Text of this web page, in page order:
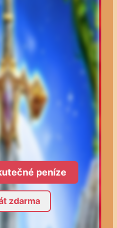
peníze
zdarma